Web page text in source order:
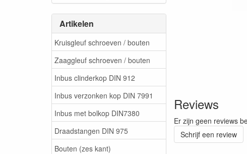
Artikelen
Kruisgleuf schroeven / bouten
Zaaggleuf schroeven / bouten
Inbus clinderkop DIN 912
Inbus verzonken kop DIN 7991
Inbus met bolkop DIN7380
Draadstangen DIN 975
Bouten (zes kant)
Reviews
Er zijn geen reviews
Schrijf een review